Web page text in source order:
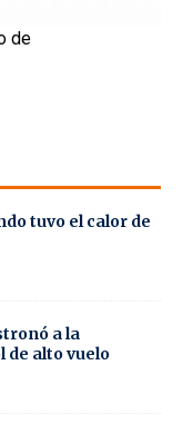
de
tuvo el calor de
a la
de alto vuelo